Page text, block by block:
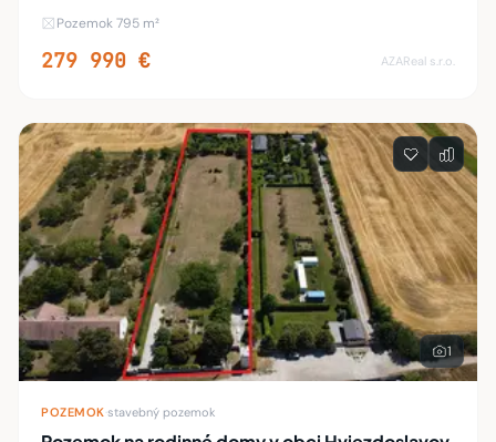
Záhon. Pozemok je udržiavaná záhrada s výmerou 795m2.
Pozemok 795 m²
279 990 € AZAReal s.r.o.
1
POZEMOK stavebný pozemok